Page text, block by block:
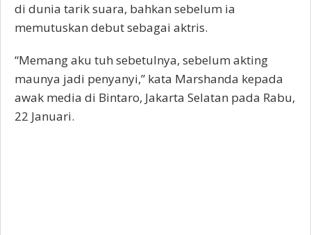
di dunia tarik suara, bahkan sebelum ia
memutuskan debut sebagai aktris.
“Memang aku tuh sebetulnya, sebelum akting
maunya jadi penyanyi,” kata Marshanda kepada
awak media di Bintaro, Jakarta Selatan pada Rabu,
22 Januari.